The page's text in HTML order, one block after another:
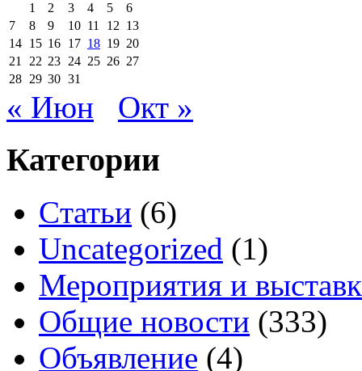
1
2 3 4 5
6
7
8 9 10 11 12 13
14 15 16 17 18 19 20
21
22 23 24 25 26 27
28 29 30 31
« Июн Окт »
Категории
Cтатьи (6)
Uncategorized (1)
Мероприятия и
Общие новости (333)
Объявление (4)